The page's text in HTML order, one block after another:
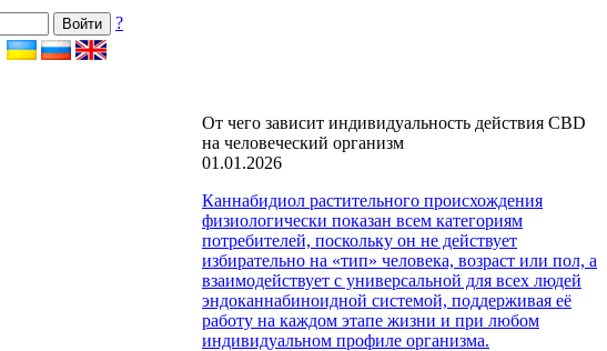
?
От чего зависит индивидуальность действия CBD
на человеческий организм
01.01.2026
Каннабидиол растительного происхождения
физиологически показан всем категориям
потребителей, поскольку он не действует
избирательно на «тип» человека, возраст или пол, а
взаимодействует с универсальной для всех людей
эндоканнабиноидной системой, поддерживая её
работу на каждом этапе жизни и при любом
индивидуальном профиле организма.